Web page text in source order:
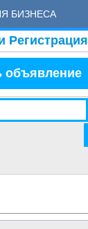
БИЗНЕСА
Регистрация
объявление